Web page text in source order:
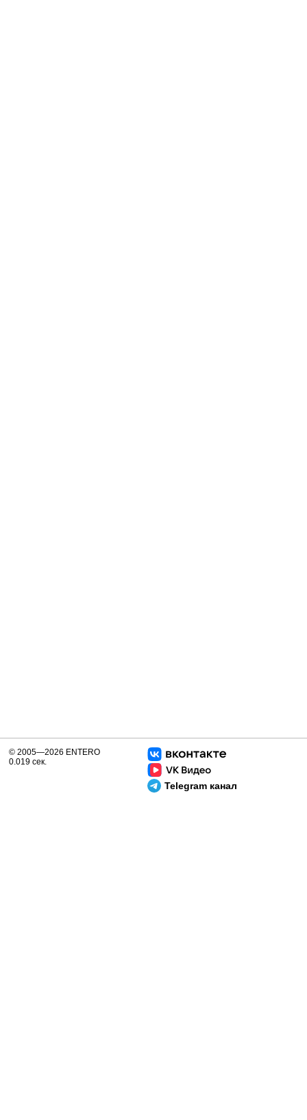
Telegram канал
© 2005—2026 ENTERO
0.019 сек.